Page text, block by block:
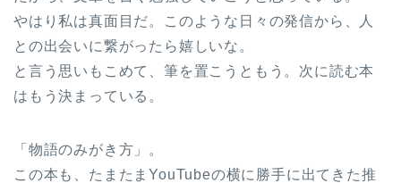
やはり私は真面目だ。このような日々の発信から、人
との出会いに繋がったら嬉しいな。
と言う思いもこめて、筆を置こうともう。次に読む本
はもう決まっている。
「物語のみがき方」。
この本も、たまたまYouTubeの横に勝手に出てきた推